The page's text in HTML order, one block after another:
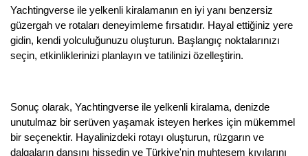
Yachtingverse ile yelkenli kiralamanın en iyi yanı benzersiz
güzergah ve rotaları deneyimleme fırsatıdır. Hayal ettiğiniz yere
gidin, kendi yolculuğunuzu oluşturun. Başlangıç noktalarınızı
seçin, etkinliklerinizi planlayın ve tatilinizi özelleştirin.
Sonuç olarak, Yachtingverse ile yelkenli kiralama, denizde
unutulmaz bir serüven yaşamak isteyen herkes için mükemmel
bir seçenektir. Hayalinizdeki rotayı oluşturun, rüzgarın ve
dalgaların dansını hissedin ve Türkiye'nin muhteşem kıyılarını